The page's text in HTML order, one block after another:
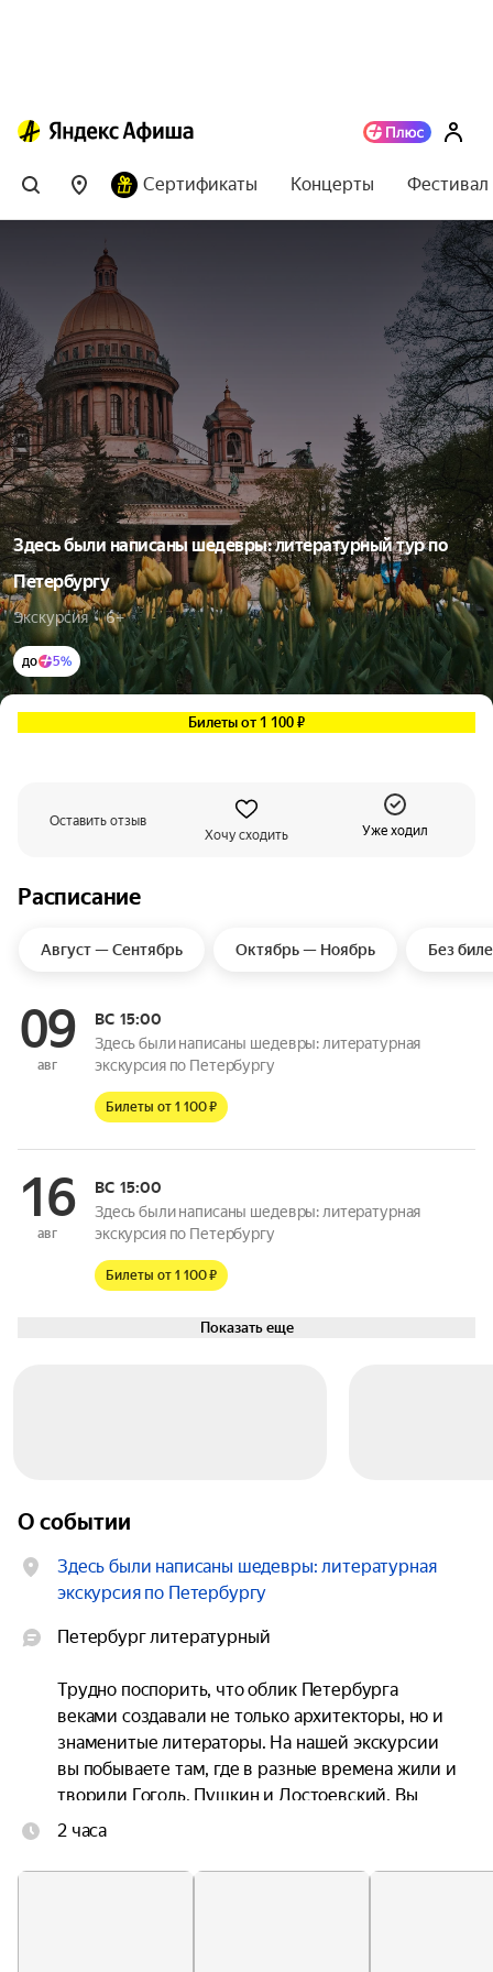
Сертификаты Концерты
Здесь были написаны шедевры: литературный тур по
Петербургу
Экскурсия  •  6+
до 5%
Билеты от 1 100 ₽
Оставить отзыв
Хочу сходить
Уже ходил
Расписание
Август — Сентябрь Октябрь — Ноябрь Без
09
авг
ВС15:00
Здесь были написаны шедевры: литературная
экскурсия по Петербургу
Билеты от 1 100 ₽
16
авг
ВС15:00
Здесь были написаны шедевры: литературная
экскурсия по Петербургу
Билеты от 1 100 ₽
Показать еще
О событии
Здесь были написаны шедевры: литературная
экскурсия по Петербургу
Петербург литературный
Трудно поспорить, что облик Петербурга
веками создавали не только архитекторы, но и
знаменитые литераторы. На нашей экскурсии
вы побываете там, где в разные времена жили и
творили Гоголь, Пушкин и Достоевский. Вы
увидите те самые улицы, площади и мосты по
вместе мы окунемся в атмосферу Золотого века
2 часа